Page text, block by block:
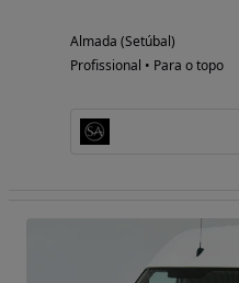
Almada (Setúbal)
Profissional • Para o topo